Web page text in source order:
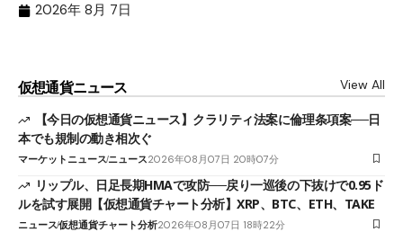
2026年 8月 7日
仮想通貨ニュース View All
【今日の仮想通貨ニュース】クラリティ法案に倫理条項案──日
本でも規制の動き相次ぐ
マーケットニュースニュース2026年08月07日 20時07分
リップル、日足長期HMAで攻防──戻り一巡後の下抜けで0.95ド
ルを試す展開【仮想通貨チャート分析】XRP、BTC、ETH、TAKE
ニュース仮想通貨チャート分析2026年08月07日 18時22分